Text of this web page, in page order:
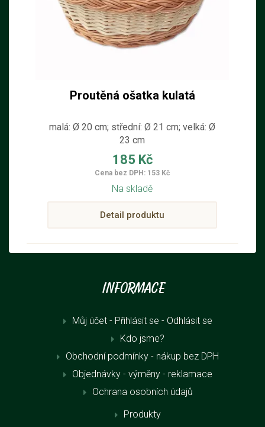
Proutěná ošatka kulatá
malá: Ø 20 cm; střední: Ø 21 cm; velká: Ø
23 cm
185 Kč
Cena bez DPH: 153 Kč
Na skladě
Detail produktu
Informace
Můj účet - Přihlásit se - Odhlásit se
Kdo jsme?
Obchodní podmínky - nákup bez DPH
Objednávky - výměny - reklamace
Ochrana osobních údajů
Produkty